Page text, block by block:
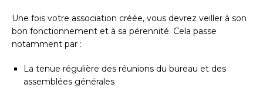
Une fois votre association créée, vous devrez veiller à son
bon fonctionnement et à sa pérennité. Cela passe
notamment par :
La tenue régulière des réunions du bureau et des
assemblées générales